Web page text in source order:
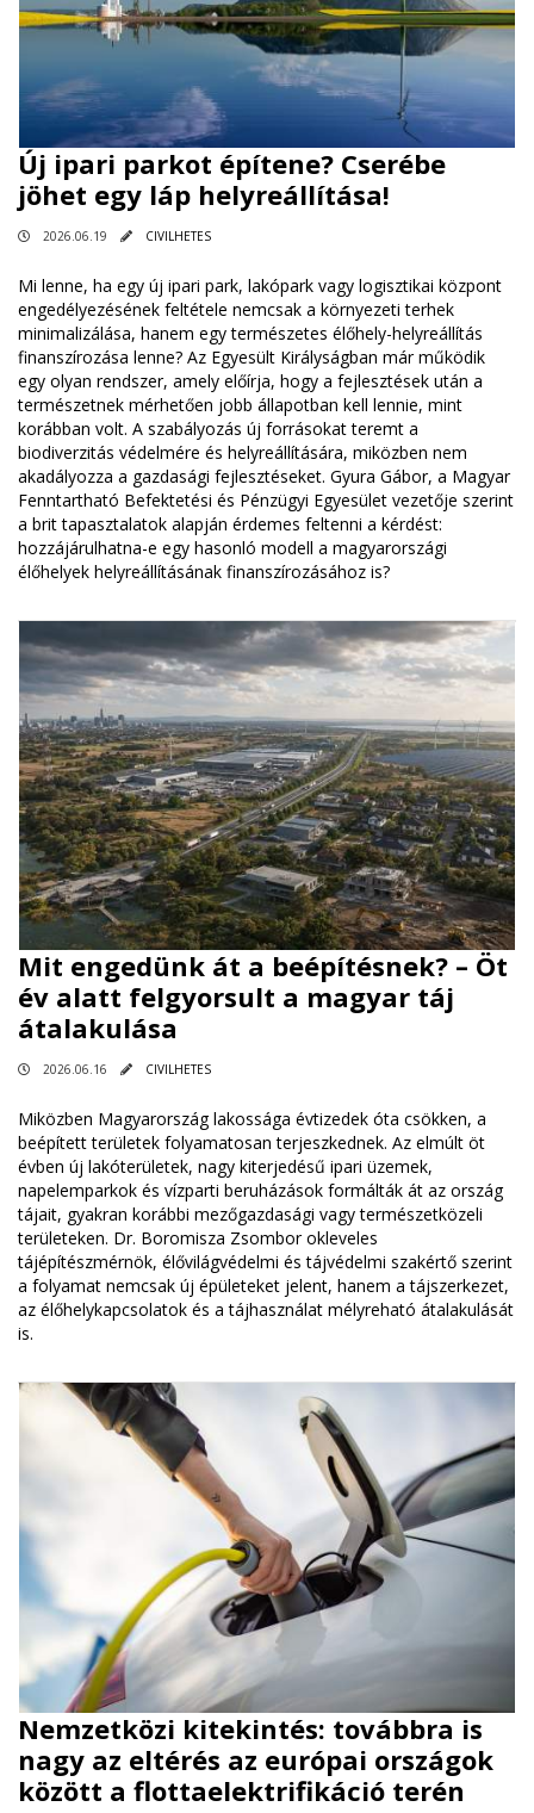
Új ipari parkot építene? Cserébe
jöhet egy láp helyreállítása!
2026.06.19 CIVILHETES
Mi lenne, ha egy új ipari park, lakópark vagy logisztikai központ
engedélyezésének feltétele nemcsak a környezeti terhek
minimalizálása, hanem egy természetes élőhely-helyreállítás
finanszírozása lenne? Az Egyesült Királyságban már működik
egy olyan rendszer, amely előírja, hogy a fejlesztések után a
természetnek mérhetően jobb állapotban kell lennie, mint
korábban volt. A szabályozás új forrásokat teremt a
biodiverzitás védelmére és helyreállítására, miközben nem
akadályozza a gazdasági fejlesztéseket. Gyura Gábor, a Magyar
Fenntartható Befektetési és Pénzügyi Egyesület vezetője szerint
a brit tapasztalatok alapján érdemes feltenni a kérdést:
hozzájárulhatna-e egy hasonló modell a magyarországi
élőhelyek helyreállításának finanszírozásához is?
Mit engedünk át a beépítésnek? – Öt
év alatt felgyorsult a magyar táj
átalakulása
2026.06.16 CIVILHETES
Miközben Magyarország lakossága évtizedek óta csökken, a
beépített területek folyamatosan terjeszkednek. Az elmúlt öt
évben új lakóterületek, nagy kiterjedésű ipari üzemek,
napelemparkok és vízparti beruházások formálták át az ország
tájait, gyakran korábbi mezőgazdasági vagy természetközeli
területeken. Dr. Boromisza Zsombor okleveles
tájépítészmérnök, élővilágvédelmi és tájvédelmi szakértő szerint
a folyamat nemcsak új épületeket jelent, hanem a tájszerkezet,
az élőhelykapcsolatok és a tájhasználat mélyreható átalakulását
is.
Nemzetközi kitekintés: továbbra is
nagy az eltérés az európai országok
között a flottaelektrifikáció terén